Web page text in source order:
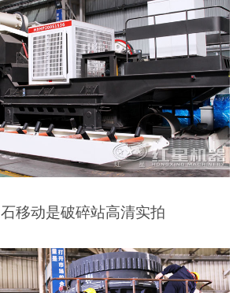
移动是破碎站高清实拍